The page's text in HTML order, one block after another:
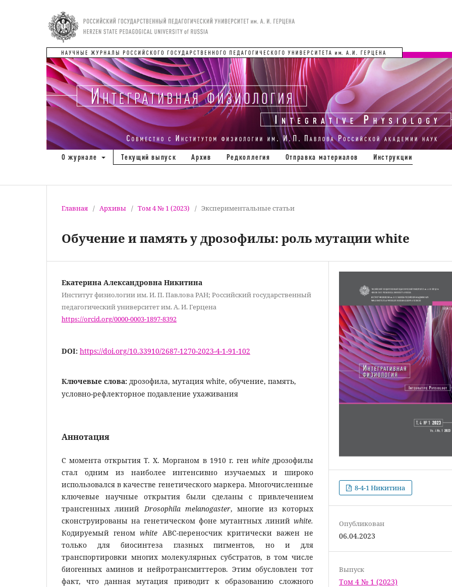
О журнале Текущий выпуск Архив Редколлегия Отправка материалов Инструкции
Главная / Архивы / Том 4 № 1 (2023) / Экспериментальные статьи
Обучение и память у дрозофилы: роль мутации white
Екатерина Александровна Никитина
Институт физиологии им. И. П. Павлова РАН; Российский государственный
педагогический университет им. А. И. Герцена
https://orcid.org/0000-0003-1897-8392
DOI: https://doi.org/10.33910/2687-1270-2023-4-1-91-102
Ключевые слова: дрозофила, мутация white, обучение, память,
условно-рефлекторное подавление ухаживания
Аннотация
С момента открытия Т. Х. Морганом в 1910 г. ген whiteдрозофилы
стал одним из наиболее интенсивно изучаемых и широко
использовался в качестве генетического маркера. Многочисленные
ключевые научные открытия были сделаны с привлечением
трансгенных линийDrosophila melanogaster, многие из которых
сконструированы на генетическом фоне мутантных линий white.
Кодируемый геномwhite ABC-переносчик критически важен не
только для биосинтеза глазных пигментов, но и для
транспортировки многих молекулярных субстратов, в том числе
биогенных аминов и нейротрансмиттеров. Этим обусловлен тот
факт, что данная мутация приводит к образованию сложного
8-4-1 Никитина
Опубликован
06.04.2023
Выпуск
Том 4 № 1 (2023)